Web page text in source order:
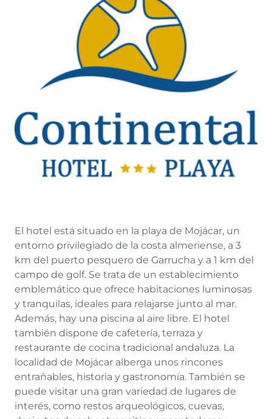
El hotel está situado en la playa de Mojácar, un
entorno privilegiado de la costa almeriense, a 3
km del puerto pesquero de Garrucha y a 1 km del
campo de golf. Se trata de un establecimiento
emblemático que ofrece habitaciones luminosas
y tranquilas, ideales para relajarse junto al mar.
Además, hay una piscina al aire libre. El hotel
también dispone de cafetería, terraza y
restaurante de cocina tradicional andaluza. La
localidad de Mojácar alberga unos rincones
entrañables, historia y gastronomía. También se
puede visitar una gran variedad de lugares de
interés, como restos arqueológicos, cuevas,